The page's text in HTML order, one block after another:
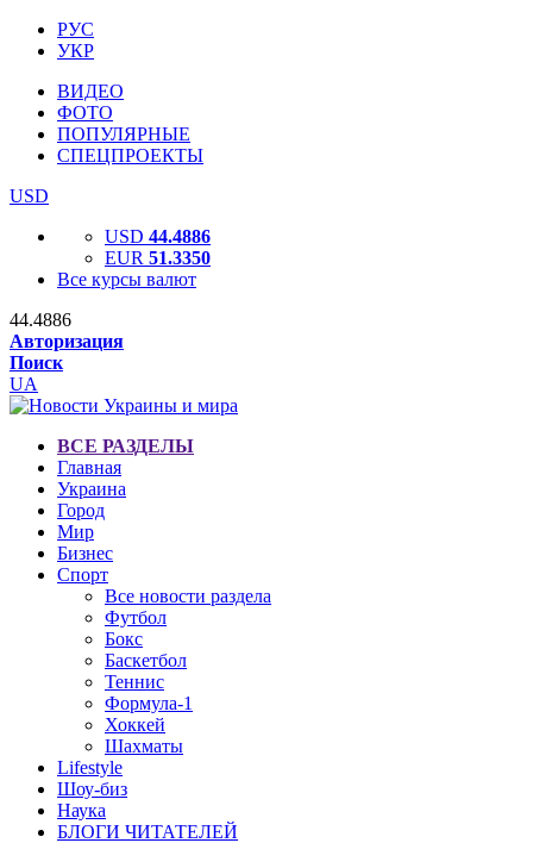
РУС
УКР
ВИДЕО
ФОТО
ПОПУЛЯРНЫЕ
СПЕЦПРОЕКТЫ
USD
USD 44.4886
EUR 51.3350
Все курсы валют
44.4886
Авторизация
Поиск
UA
ВСЕ РАЗДЕЛЫ
Главная
Украина
Город
Мир
Бизнес
Спорт
Все новости раздела
Футбол
Бокс
Баскетбол
Теннис
Формула-1
Хоккей
Шахматы
Lifestyle
Шоу-биз
Наука
БЛОГИ ЧИТАТЕЛЕЙ